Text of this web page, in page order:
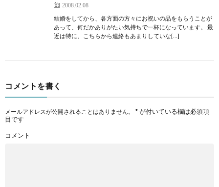
2008.02.08
結婚をしてから、各方面の方々にお祝いの品をもらうことが
あって、何だかありがたい気持ちで一杯になっています。 最
近は特に、こちらから連絡もあまりしていな[…]
コメントを書く
メールアドレスが公開されることはありません。 *が付いている欄は必須項
目です
コメント